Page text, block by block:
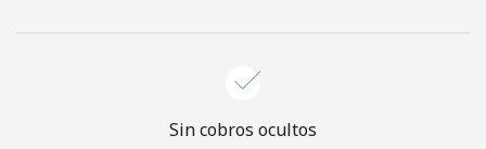
¿Olvidaste tu contraseña? →
Sin cobros ocultos